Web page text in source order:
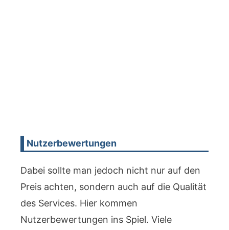
Nutzerbewertungen
Dabei sollte man jedoch nicht nur auf den
Preis achten, sondern auch auf die Qualität
des Services. Hier kommen
Nutzerbewertungen ins Spiel. Viele